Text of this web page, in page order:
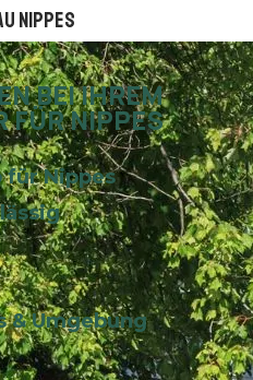
Nippes
BEI IHREM
FÜR NIPPES
Nippes
& Umgebung